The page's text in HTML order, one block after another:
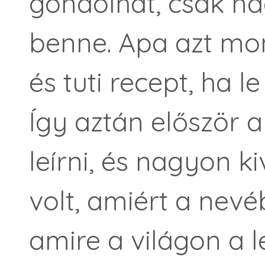
benne. Apa azt
és tuti recept, ha
Így aztán először
leírni, és nagyon
volt, amiért a
amire a világon a